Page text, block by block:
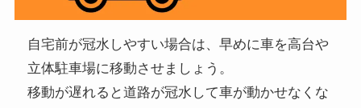
自宅前が冠水しやすい場合は、早めに車を高台や
立体駐車場に移動させましょう。
移動が遅れると道路が冠水して車が動かせなくな